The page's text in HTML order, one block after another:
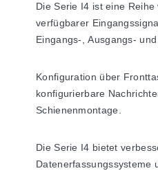
Die Serie I4 ist eine
verfügbarer
Eingangs-, Ausgangs-
Konfiguration über
konfigurierbare
Schienenmontage.
Die Serie I4 bietet
Datenerfassungssysteme